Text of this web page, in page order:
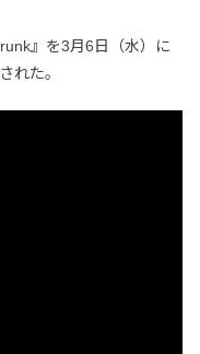
』を3月6日（水）に
れた。